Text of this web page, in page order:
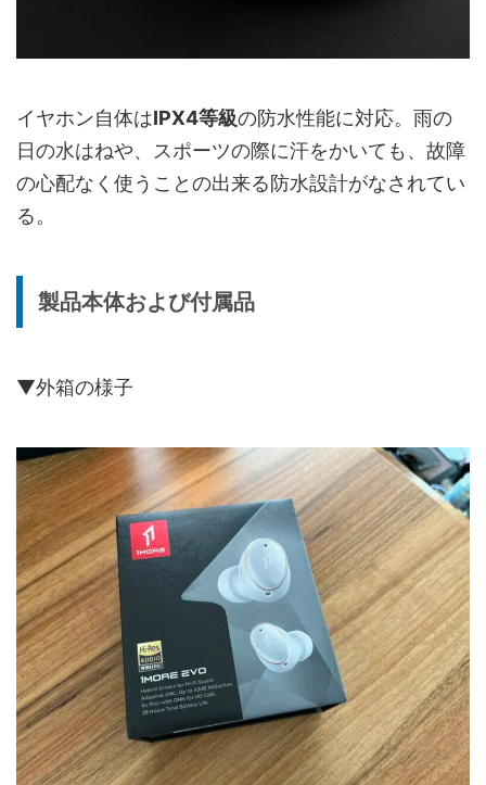
イヤホン自体はIPX4等級の防水性能に対応。雨の
日の水はねや、スポーツの際に汗をかいても、故障
の心配なく使うことの出来る防水設計がなされてい
る。
製品本体および付属品
▼外箱の様子